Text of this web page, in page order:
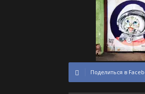
Поделиться в